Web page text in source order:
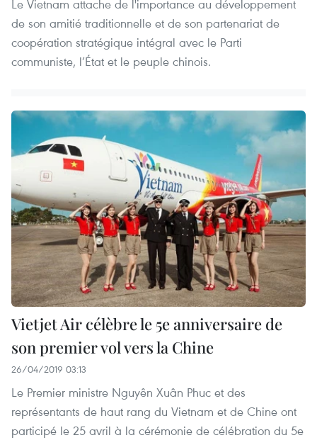
Le Vietnam attache de l'importance au développement
de son amitié traditionnelle et de son partenariat de
coopération stratégique intégral avec le Parti
communiste, l’État et le peuple chinois.
Vietjet Air célèbre le 5e anniversaire de
son premier vol vers la Chine
26/04/2019 03:13
Le Premier ministre Nguyên Xuân Phuc et des
représentants de haut rang du Vietnam et de Chine ont
participé le 25 avril à la cérémonie de célébration du 5e